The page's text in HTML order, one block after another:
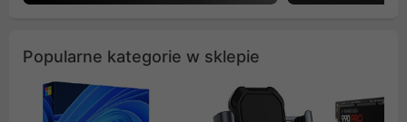
Popularne kategorie w sklepie